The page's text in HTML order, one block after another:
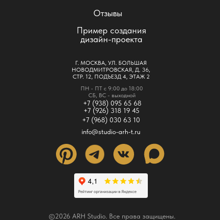
закупаем для вас по оптовым ценам, которые часто
наценки. И мы точно знаем, где найти тот самый
визуализации, а не его дешевую копию.
Дизайнерский надзор — не формальность, а система
Наш дизайнер, автор проекта, не бросает вас. Он
регулярно приезжает на объект не просто «посмотреть»,
а проконтролировать: тот ли оттенок краски нанесли,
ровно ли уложили плитку по разметке, соответствует ли
установленная мебель эскизу. Мы страхуем вас от
фатальных ошибок исполнения, которые убивают всю
Г. МОСКВА, УЛ. БОЛЬШАЯ
НОВОДМИТРОВСКАЯ, Д. 36,
СТР. 12, ПОДЪЕЗД 4, ЭТАЖ 2
Отзывы
Пример создания
дизайн-проекта
ПН - ПТ с 9:00 до 18:00
СБ, ВС - выходной
©2026 ARH Studio. Все права защищены.
+7 (926) 318 19 45
+7 (968) 030 63 10
+7 (938) 095 65 68
info@studio-arh-t.ru